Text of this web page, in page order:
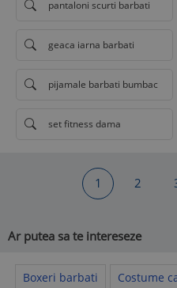
pantaloni scurti barbati
geaca iarna barbati
pijamale barbati bumbac
set fitness dama
1 2
Ar putea sa te intereseze
Boxeri barbati Costume